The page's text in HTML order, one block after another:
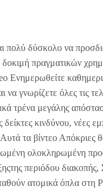
πολύ δύσκολο να
πραγματικών
Ενημερωθείτε
γνωρίζετε όλες τις
τρένα μεγάλης
κινδύνου, νέες
τα βίντεο
ολοκληρωμένη
περιόδου διακοπής,
ατομικά όπλα